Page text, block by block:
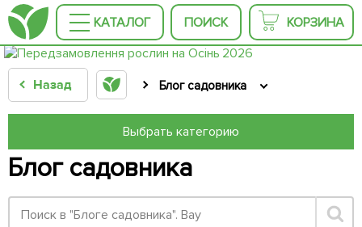
КАТАЛОГ ПОИСК КОРЗИНА
Назад Блог садовника
Выбрать категорию
Блог садовника